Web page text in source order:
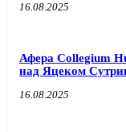
16.08.2025
Афера Collegium
над Яцеком
16.08.2025